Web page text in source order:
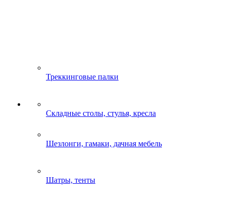
Треккинговые палки
Складные столы, стулья, кресла
Шезлонги, гамаки, дачная мебель
Шатры, тенты